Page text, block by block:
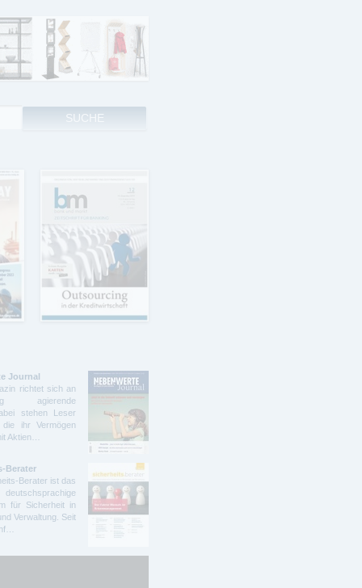
Journal
richtet sich an
agierende
stehen Leser
ihr Vermögen
Aktien…
Berater
Berater ist das
für Sicherheit in
Verwaltung. Seit